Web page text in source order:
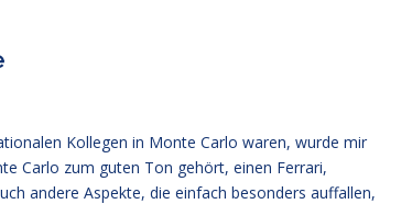
Kollegen in Monte Carlo waren, wurde mir
Carlo zum guten Ton gehört, einen Ferrari,
andere Aspekte, die einfach besonders auffallen,